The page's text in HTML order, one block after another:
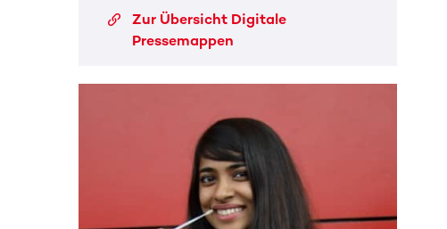
Zur Übersicht Digitale
Pressemappen